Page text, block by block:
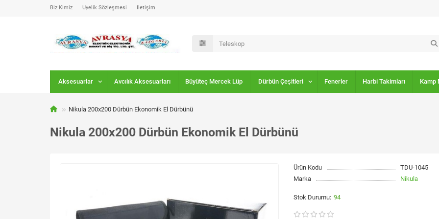
Biz Kimiz Üyelik Sözleşmesi İletişim
Aksesuarlar Avcılık Aksesuarları Büyüteç Mercek Lüp Dürbün Çeşitleri Fenerler Harbi Takimları Kamp
Nikula 200x200 Dürbün Ekonomik El Dürbünü
Nikula 200x200 Dürbün Ekonomik El Dürbünü
Ürün Kodu
TDU-1045
Marka
Nikula
94